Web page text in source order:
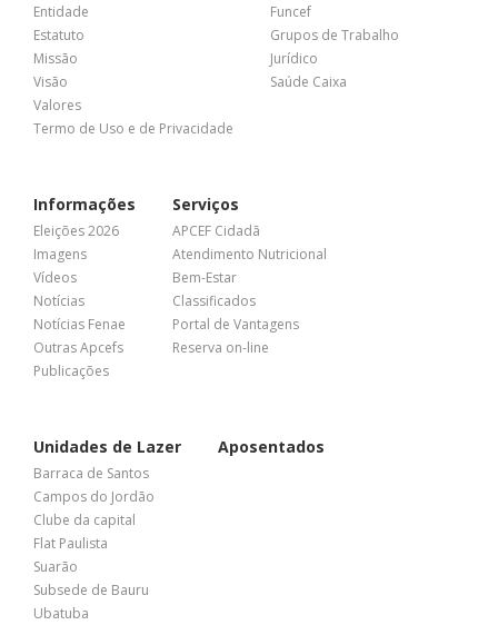
Entidade
Estatuto
Missão
Visão
Valores
Termo de Uso e de Privacidade
Funcef
Grupos de Trabalho
Jurídico
Saúde Caixa
Informações
Eleições 2026
Imagens
Vídeos
Notícias
Notícias Fenae
Outras Apcefs
Publicações
Serviços
APCEF Cidadã
Atendimento Nutricional
Bem-Estar
Classificados
Portal de Vantagens
Reserva on-line
Unidades de Lazer
Barraca de Santos
Campos do Jordão
Clube da capital
Flat Paulista
Suarão
Subsede de Bauru
Ubatuba
Aposentados